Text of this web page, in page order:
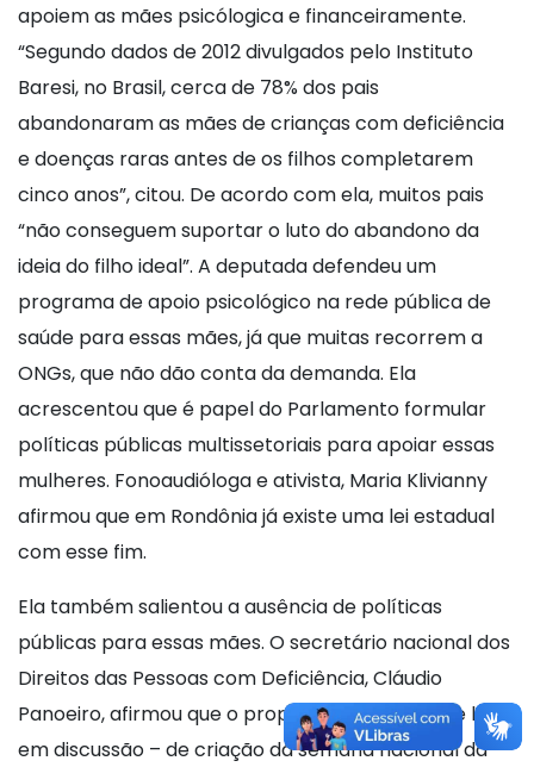
apoiem as mães psicólogica e financeiramente.
“Segundo dados de 2012 divulgados pelo Instituto
Baresi, no Brasil, cerca de 78% dos pais
abandonaram as mães de crianças com deficiência
e doenças raras antes de os filhos completarem
cinco anos”, citou. De acordo com ela, muitos pais
“não conseguem suportar o luto do abandono da
ideia do filho ideal”. A deputada defendeu um
programa de apoio psicológico na rede pública de
saúde para essas mães, já que muitas recorrem a
ONGs, que não dão conta da demanda. Ela
acrescentou que é papel do Parlamento formular
políticas públicas multissetoriais para apoiar essas
mulheres. Fonoaudióloga e ativista, Maria Klivianny
afirmou que em Rondônia já existe uma lei estadual
com esse fim.
Ela também salientou a ausência de políticas
públicas para essas mães. O secretário nacional dos
Direitos das Pessoas com Deficiência, Cláudio
Panoeiro, afirmou que o propósito do projeto de lei
em discussão – de criação da semana nacional da